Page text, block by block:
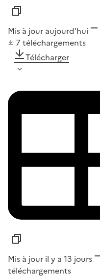
Mis à jour aujourd’hui
7 téléchargements
Télécharger
Mis à jour il y a 13 jours
téléchargements